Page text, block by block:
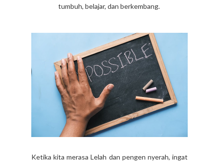
tumbuh, belajar, dan berkembang.
Ketika kita merasa Lelah dan pengen nyerah, ingat